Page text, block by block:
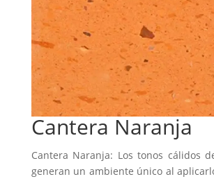
Cantera Naranja
Cantera Naranja: Los tonos cálidos
generan un ambiente único al